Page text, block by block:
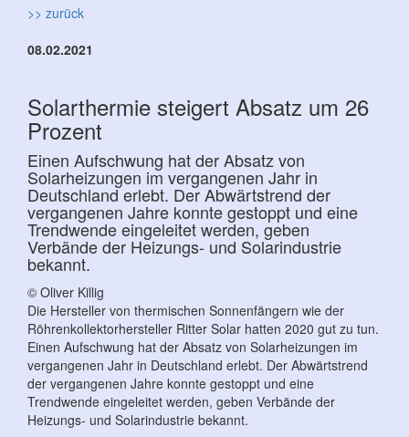
>> zurück
08.02.2021
Solarthermie steigert Absatz um 26
Prozent
Einen Aufschwung hat der Absatz von
Solarheizungen im vergangenen Jahr in
Deutschland erlebt. Der Abwärtstrend der
vergangenen Jahre konnte gestoppt und eine
Trendwende eingeleitet werden, geben
Verbände der Heizungs- und Solarindustrie
bekannt.
© Oliver Killig
Die Hersteller von thermischen Sonnenfängern wie der
Röhrenkollektorhersteller Ritter Solar hatten 2020 gut zu tun.
Einen Aufschwung hat der Absatz von Solarheizungen im
vergangenen Jahr in Deutschland erlebt. Der Abwärtstrend
der vergangenen Jahre konnte gestoppt und eine
Trendwende eingeleitet werden, geben Verbände der
Heizungs- und Solarindustrie bekannt.